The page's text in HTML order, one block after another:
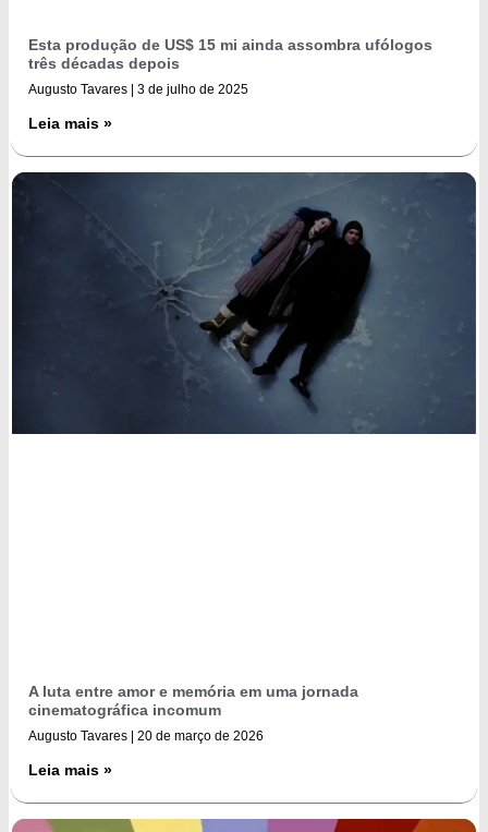
Esta produção de US$ 15 mi ainda assombra ufólogos
três décadas depois
Augusto Tavares 3 de julho de 2025
Leia mais »
A luta entre amor e memória em uma jornada
cinematográfica incomum
Augusto Tavares 20 de março de 2026
Leia mais »